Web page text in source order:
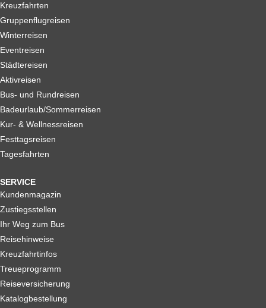
Kreuzfahrten
Gruppenflugreisen
Winterreisen
Eventreisen
Städtereisen
Aktivreisen
Bus- und Rundreisen
Badeurlaub/Sommerreisen
Kur- & Wellnessreisen
Festtagsreisen
Tagesfahrten
SERVICE
Kundenmagazin
Zustiegsstellen
Ihr Weg zum Bus
Reisehinweise
Kreuzfahrtinfos
Treueprogramm
Reiseversicherung
Katalogbestellung